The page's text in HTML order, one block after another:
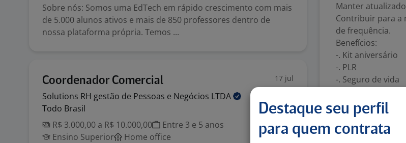
Sobre nós: Somos uma EdTech em rápido crescimento com mais
de 5.000 alunos ativos e mais de 850 professores dentro de
nossa plataforma própria. Temos ...
Coordenador Comercial 17 jul
Solutions RH gestão de Pessoas e Negócios LTDA
Todo Brasil
R$ 3.000,00 a R$ 10.000,00
Entre 3 e 5 anos
Ensino Superior
Home office
Manter
Contribuir para a
de frequência.
Benefícios:
-. Kit aniversário
-. PLR
-. Seguro de vida
-. Auxílio farmácia
-. Assistência
-. Vale Alimentação
Destaque seu perfil
para quem contrata